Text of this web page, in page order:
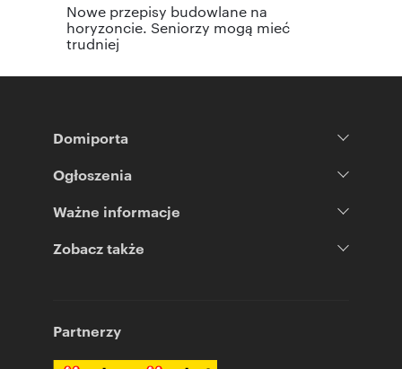
Nowe przepisy budowlane na
horyzoncie. Seniorzy mogą mieć
trudniej
Domiporta
Ogłoszenia
Ważne informacje
Zobacz także
Partnerzy